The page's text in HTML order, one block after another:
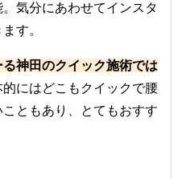
気分にあわせてインスタ
す。
る神田のクイック施術では
的にはどこもクイックで腰
ともあり、とてもおすす